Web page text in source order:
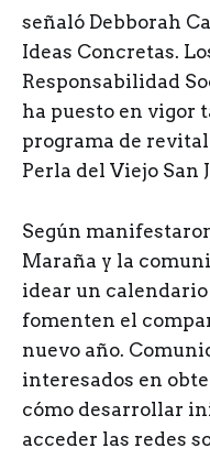
señaló Debborah
Ideas Concretas.
Responsabilidad
ha puesto en vigor
programa de
Perla del Viejo San
Según
Maraña y la
idear un
fomenten el
nuevo año.
interesados en
cómo desarrollar
acceder las redes